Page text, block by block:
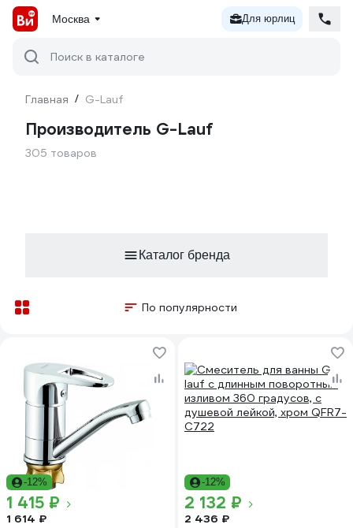
Москва Для юрлиц
Поиск в каталоге
Главная / G-Lauf
Производитель G-Lauf
305 товаров
Каталог бренда
По популярности
-12%
1 415 ₽
1 614 ₽
-12%
2 132 ₽
2 436 ₽